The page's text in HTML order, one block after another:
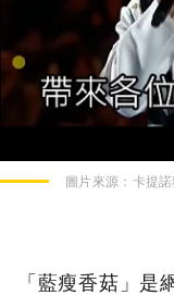
圖片來源： 卡提
「藍瘦香菇」是